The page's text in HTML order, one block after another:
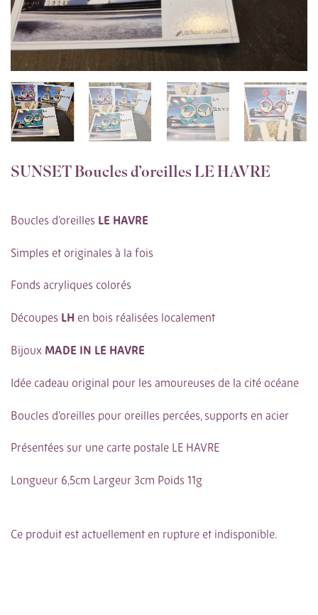
SUNSET Boucles d’oreilles LE HAVRE
Boucles d’oreilles LE HAVRE
Simples et originales à la fois
Fonds acryliques colorés
Découpes LH en bois réalisées localement
Bijoux MADE IN LE HAVRE
Idée cadeau original pour les amoureuses de la cité océane
Boucles d’oreilles pour oreilles percées, supports en acier
Présentées sur une carte postale LE HAVRE
Longueur 6,5cm Largeur 3cm Poids 11g
Ce produit est actuellement en rupture et indisponible.